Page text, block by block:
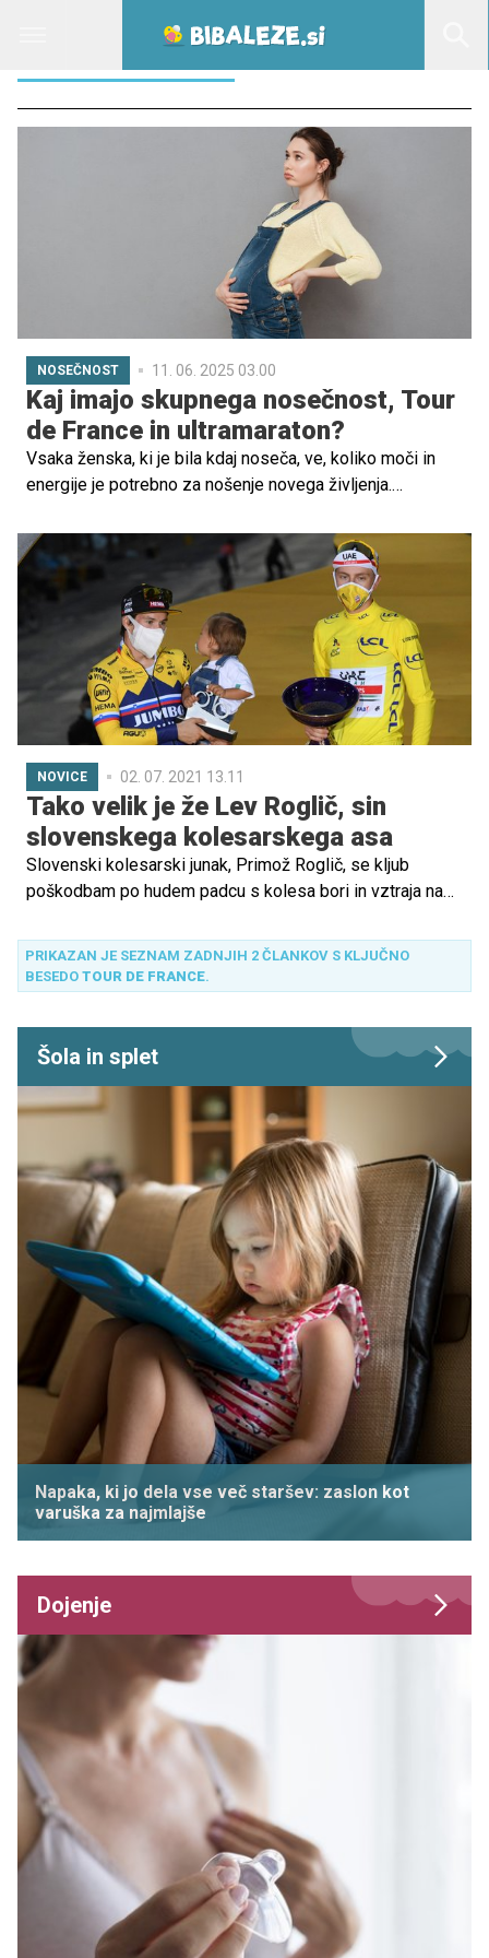
TOUR DE FRANCE
NOSEČNOST 11. 06. 2025 03.00
Kaj imajo skupnega nosečnost, Tour
de France in ultramaraton?
Vsaka ženska, ki je bila kdaj noseča, ve, koliko moči in
energije je potrebno za nošenje novega življenja.
žensko telo potisne do skrajnih meja – in zdaj je to
potrdila tudi znanost.
NOVICE 02. 07. 2021 13.11
Tako velik je že Lev Roglič, sin
slovenskega kolesarskega asa
Slovenski kolesarski junak, Primož Roglič, se kljub
poškodbam po hudem padcu s kolesa bori in vztraja na
Lev, ki je zrasel že v velikega fanta.
PRIKAZAN JE SEZNAM ZADNJIH 2 ČLANKOV S KLJUČNO
BESEDO TOUR DE FRANCE.
Šola in splet
Napaka, ki jo dela vse več staršev: zaslon kot
varuška za najmlajše
Dojenje